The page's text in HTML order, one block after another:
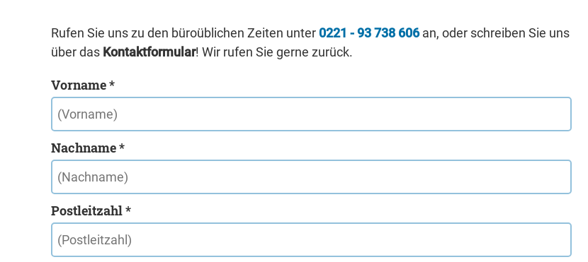
Rufen Sie uns zu den büroüblichen Zeiten unter 0221 - 93 738 606an, oder schreiben Sie uns
über das Kontaktformular! Wir rufen Sie gerne zurück.
Vorname *
Nachname *
Postleitzahl *